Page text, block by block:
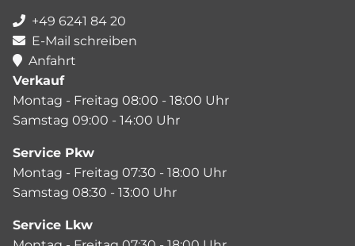
+49 6241 84 20
E-Mail schreiben
Anfahrt
Verkauf
Montag - Freitag 08:00 - 18:00 Uhr
Samstag 09:00 - 14:00 Uhr
Service Pkw
Montag - Freitag 07:30 - 18:00 Uhr
Samstag 08:30 - 13:00 Uhr
Service Lkw